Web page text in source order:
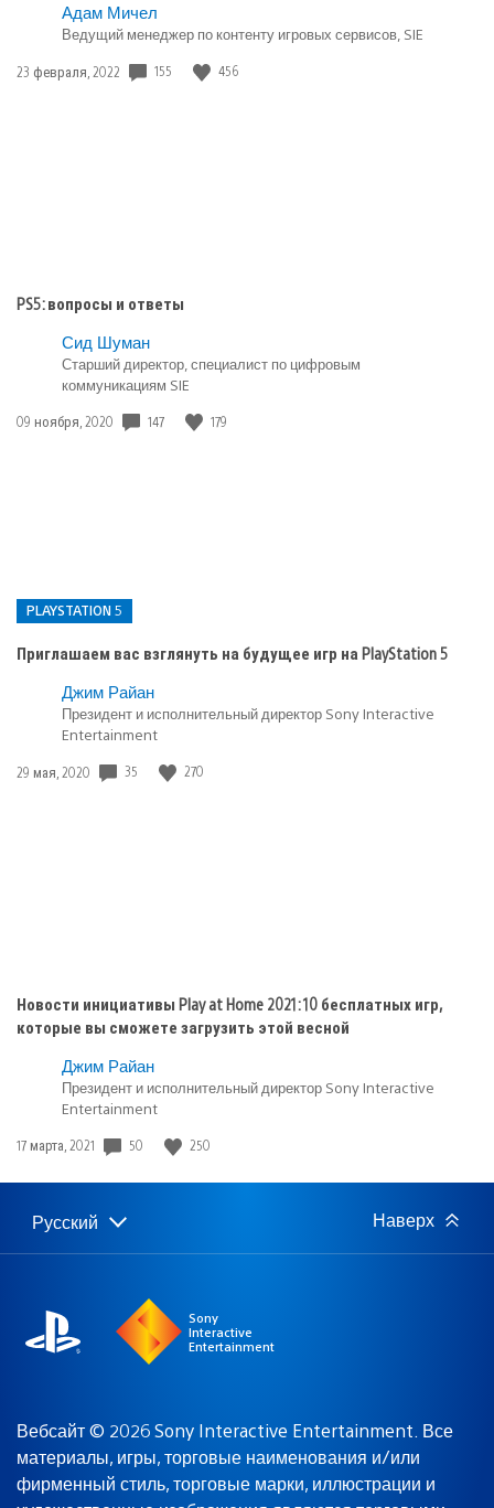
Адам Мичел
Ведущий менеджер по контенту игровых сервисов, SIE
Дата
23 февраля, 2022 155 456
PS5: вопросы и ответы
Сид Шуман
Старший директор, специалист по цифровым
коммуникациям SIE
Дата
09 ноября, 2020 147 179
PLAYSTATION 5
Приглашаем вас взглянуть на будущее игр на PlayStation 5
Опубликовано
PlayStation
5
Джим Райан
Президент и исполнительный директор Sony Interactive
Entertainment
Дата
29 мая, 2020 35 270
Новости инициативы Play at Home 2021: 10 бесплатных игр,
которые вы сможете загрузить этой весной
Джим Райан
Президент и исполнительный директор Sony Interactive
Entertainment
Дата
17 марта, 2021 50 250
Выбор
Выбранный
Русский Наверх
Sony
Interactive
Entertainment
Вебсайт © 2026 Sony Interactive Entertainment. Все
материалы, игры, торговые наименования и/или
фирменный стиль, торговые марки, иллюстрации и